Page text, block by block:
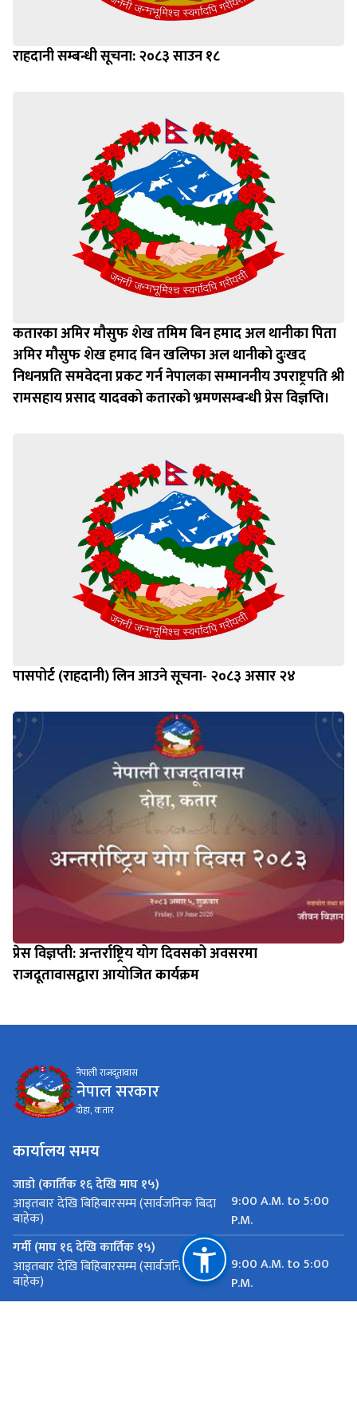
राहदानी सम्बन्धी सूचना: २०८३ साउन १८
कतारका अमिर मौसुफ शेख तमिम बिन हमाद अल थानीका पिता
अमिर मौसुफ शेख हमाद बिन खलिफा अल थानीको दुःखद
निधनप्रति समवेदना प्रकट गर्न नेपालका सम्माननीय उपराष्ट्रपति श्री
रामसहाय प्रसाद यादवको कतारको भ्रमणसम्बन्धी प्रेस विज्ञप्ति।
पासपोर्ट (राहदानी) लिन आउने सूचना- २०८३ असार २४
प्रेस विज्ञप्ती: अन्तर्राष्ट्रिय योग दिवसको अवसरमा
राजदूतावासद्वारा आयोजित कार्यक्रम
नेपाली राजदूतावास
नेपाल सरकार
दोहा, कतार
कार्यालय समय
जाडो (कार्तिक १६ देखि माघ १५)
आइतबार देखि बिहिबारसम्म (सार्वजनिक बिदा
बाहेक)
9:00 A.M. to 5:00
P.M.
गर्मी (माघ १६ देखि कार्तिक १५)
आइतबार देखि बिहिबारसम्म (सार्वजनिक बिदा
बाहेक)
9:00 A.M. to 5:00
P.M.